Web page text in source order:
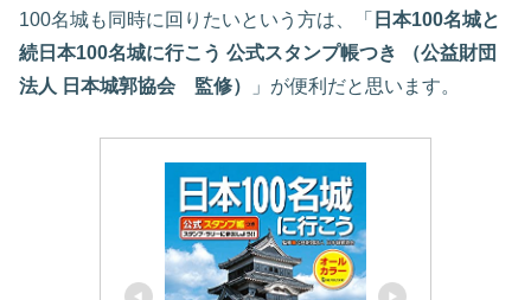
100名城も同時に回りたいという方は、「 日本100名城と
続日本100名城に行こう 公式スタンプ帳つき （公益財団
法人 日本城郭協会 監修）
」が便利だと思います。